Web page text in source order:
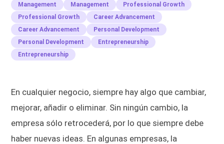
Management Management
Professional Growth
Professional Growth
Career Advancement
Career Advancement
Personal Development
Personal Development
Entrepreneurship
Entrepreneurship
En cualquier negocio, siempre hay algo que cambiar,
mejorar, añadir o eliminar. Sin ningún cambio, la
empresa sólo retrocederá, por lo que siempre debe
haber nuevas ideas. En algunas empresas, la